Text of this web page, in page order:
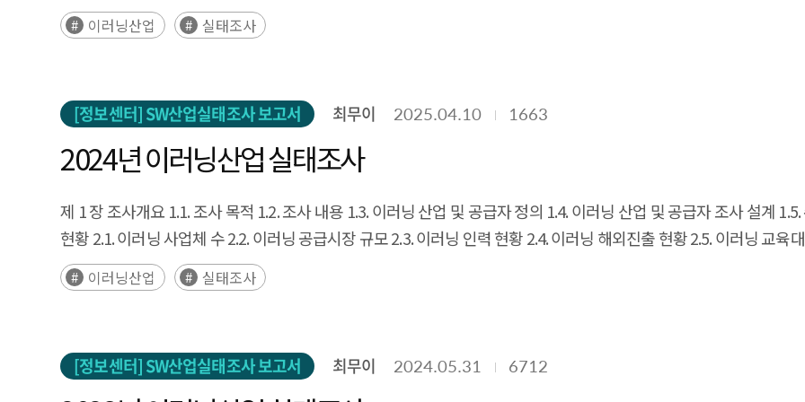
지적재산권 보유 현황 2.8. 이러닝 소비자의 개인정보 수집 여부 2.9. 경영상 애로사항 2.10. 인공지능(AI) 디지털 교과
이용 현황 3.2. 사업체 이러닝 도입현황 3.3. 정규교육기관 이러닝 도입현황 3.4. 정부/공공기관 이러닝 도입현황
이러닝산업 실태조사
[정보센터] SW산업실태조사 보고서 최무이 2025.04.10 1663
2024년 이러닝산업 실태조사
제 1 장 조사개요 1.1. 조사 목적 1.2. 조사 내용 1.3. 이러닝 산업 및 공급자 정의 1.4. 이러닝 산업 및 공급자 조사 설계
현황 2.1. 이러닝 사업체 수 2.2. 이러닝 공급시장 규모 2.3. 이러닝 인력 현황 2.4. 이러닝 해외진출 현황 2.5. 이러닝 교육
지적재산권 보유 현황 2.8. 이러닝 소비자의 개인정보 수집 여부 2.9. 경영상 애로사항 2.10. 인공지능(AI) 디지털 교과
이용 현황 3.2. 사업체 이러닝 도입현황 3.3. 정규교육기관 이러닝 도입현황 3.4. 정부/공공기관 이러닝 도입현황
이러닝산업 실태조사
[정보센터] SW산업실태조사 보고서 최무이 2024.05.31 6712